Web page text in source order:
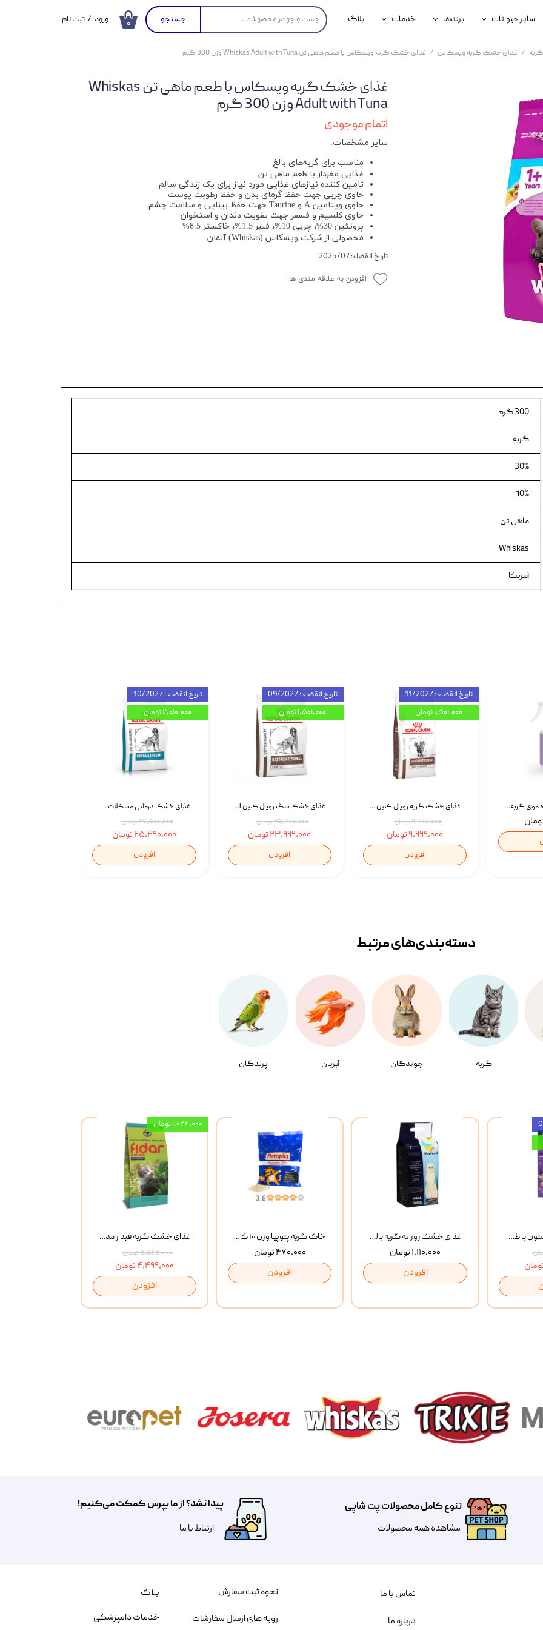
۰ جستجو
سگ
سایر حیوانات
محصولات پرندگان
برندها
جوسرا
خدمات
خدمات آنلاین دامپزشکی
بلاگ ورود / ثبت نام
سفارشات
غذای خشک گربه ویسکاس غذای خشک گربه ویسکاس با طعم ماهی تن Whiskas Adult with Tuna وزن 300 گرم
غذای خشک گربه ویسکاس با طعم ماهی تن Whiskas
Adult with Tuna وزن 300 گرم
اتمام موجودی
سایر مشخصات:
مناسب برای گربه‌های بالغ
غذایی مغزدار با طعم ماهی تن
تامین کننده نیازهای غذایی مورد نیاز برای یک زندگی سالم
حاوی چربی جهت حفظ گرمای بدن و حفظ رطوبت پوست
حاوی ویتامین A و Taurine جهت حفظ بینایی و سلامت چشم
حاوی کلسیم و فسفر جهت تقویت دندان و استخوان
پروتئین 30%، چربی 10%، فیبر 1.5%، خاکستر 8.5%
محصولی از شرکت ویسکاس (Whiskas) آلمان
تاریخ انقضاء: 2025/07
افزودن به علاقه مندی ها
300 گرم
گربه
30%
10%
ماهی تن
Whiskas
آمریکا
غذای خشک درمانی مشکلات گوارشی سگ رویال کنین Royal Canin Hypoallergenic وزن 7 کیلوگرم | پت استوک
۲۷,۵۰۰,۰۰۰ تومان
۲۵,۴۹۰,۰۰۰ تومان
افزودن
تاریخ انقضاء : 10/2027
۲,۰۱۰,۰۰۰ تومان
غذای خشک سگ رویال کنین Royal Canin Gastrointestinal وزن 7.5 کیلوگرم | پت استوک
۲۵,۵۰۰,۰۰۰ تومان
۲۳,۹۹۹,۰۰۰ تومان
افزودن
تاریخ انقضاء : 09/2027
۱,۵۰۱,۰۰۰ تومان
غذای خشک گربه رویال کنین Gastrointestinal Fibre Response وزن 2 کیلوگرم | پت استوک
۱۱,۵۰۰,۰۰۰ تومان
۹,۹۹۹,۰۰۰ تومان
افزودن
تاریخ انقضاء : 11/2027
۱,۵۰۱,۰۰۰ تومان
اسپری بازکننده گره موی گربه نئوپت Neopet Detangling Spray حجم 120 میلی گرم
گربه جوندگان آبزیان پرندگان
دسته‌بندی‌‌های مرتبط
غذای خشک گربه فیدار مدل Adult وزن 10 کیلوگرم
۵,۵۲۵,۰۰۰ تومان
۴,۴۹۹,۰۰۰ تومان
افزودن
۱,۰۲۶,۰۰۰ تومان
خاک گربه پتوپیا وزن ۱۰ کیلوگرم
۴۷۰,۰۰۰ تومان
افزودن
غذای خشک روزانه گربه بالغ مفید MoFeed Adult Daily Cat Food وزن 2 کیلوگرم
۱,۱۱۰,۰۰۰ تومان
افزودن
بستنی گربه وینستون با طعم مرغ و ماهی Winstone Chicken & Fish بسته 8 عددی
تنوع کامل محصولات پت شاپی
مشاهده همه محصولات
پیدا نشد؟ از ما بپرس کمکت می‌کنیم!
​​​ارتباط با ما
نحوه ثبت سفارش
رویه های ارسال سفارشات
تماس با ما
درباره ما
بلاگ
خدمات دامپزشکی